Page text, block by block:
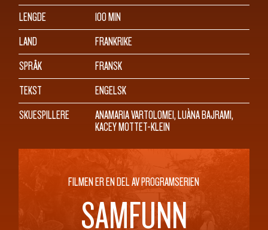
LENGDE
100 MIN
LAND
FRANKRIKE
SPRÅK
FRANSK
TEKST
ENGELSK
SKUESPILLERE
ANAMARIA VARTOLOMEI, LUÀNA BAJRAMI,
KACEY MOTTET-KLEIN
FILMEN ER EN DEL AV PROGRAMSERIEN
SAMFUNN